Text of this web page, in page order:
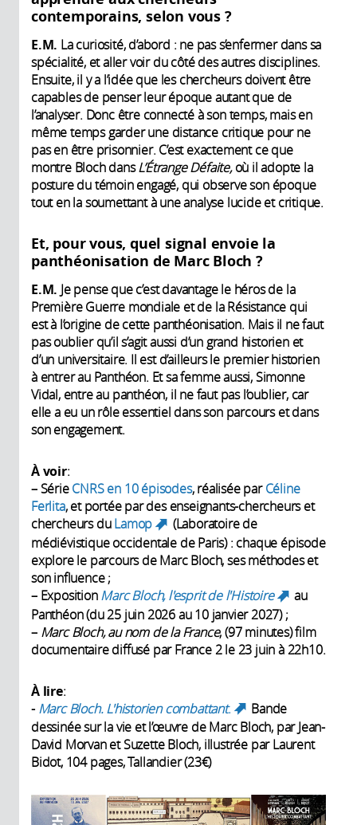
contemporains, selon vous ?
E.M. La curiosité, d’abord : ne pas s’enfermer dans sa
spécialité, et aller voir du côté des autres disciplines.
Ensuite, il y a l’idée que les chercheurs doivent être
capables de penser leur époque autant que de
l’analyser. Donc être connecté à son temps, mais en
même temps garder une distance critique pour ne
pas en être prisonnier. C’est exactement ce que
montre Bloch dansL’Étrange Défaite,où il adopte la
posture du témoin engagé, qui observe son époque
tout en la soumettant à une analyse lucide et critique.
Et, pour vous, quel signal envoie la
panthéonisation de Marc Bloch ?
E.M. Je pense que c’est davantage le héros de la
Première Guerre mondiale et de la Résistance qui
est à l’origine de cette panthéonisation. Mais il ne faut
pas oublier qu’il s’agit aussi d’un grand historien et
d’un universitaire. Il est d’ailleurs le premier historien
à entrer au Panthéon. Et sa femme aussi, Simonne
Vidal, entre au panthéon, il ne faut pas l’oublier, car
elle a eu un rôle essentiel dans son parcours et dans
son engagement.
À voir:
– SérieCNRS en 10 épisodes, réalisée parCéline
Ferlita, et portée par des enseignants-chercheurs et
chercheurs duLamop (link is external)
(Laboratoire de
médiévistique occidentale de Paris) : chaque épisode
explore le parcours de Marc Bloch, ses méthodes et
son influence ;
– ExpositionMarc Bloch, l'esprit de l'Histoire
(link
external)
au
Panthéon (du 25 juin 2026 au 10 janvier 2027) ;
– Marc Bloch, au nom de la France, (97 minutes) film
documentaire diffusé par France 2 le 23 juin à 22h10.
À lire:
-Marc Bloch. L'historien combattant.
(link is
external)
Bande
dessinée sur la vie et l’œuvre de Marc Bloch, par Jean-
David Morvan et Suzette Bloch, illustrée par Laurent
Bidot, 104 pages, Tallandier (23€)